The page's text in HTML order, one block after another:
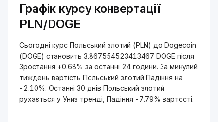
Графік курсу конвертації
PLN/DOGE
Сьогодні курс Польський злотий (PLN) до Dogecoin
(DOGE) становить 3.867554523413467 DOGE після
Зростання +0.68% за останні 24 години. За минулий
тиждень вартість Польський злотий Падіння на
-2.10%. Останні 30 днів Польський злотий
рухається у Униз тренді, Падіння -7.79% вартості.